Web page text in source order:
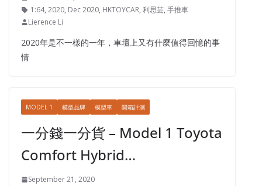
1:64, 2020, Dec 2020, HKTOYCAR, 利思芸, 手推車
Lierence Li
2020年是不一樣的一年，車壇上又有什麼值得回憶的事
情
MODEL 1 模型品牌 模型車 開箱評測
一分錢一分貨 – Model 1 Toyota
Comfort Hybrid…
September 21, 2020